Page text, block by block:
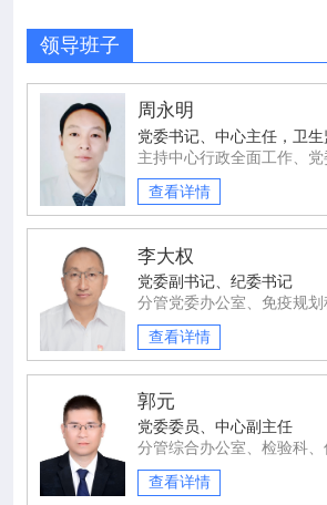
领导班子
周永明
党委书记、中心主任，卫生
查看详情
李大权
党委副书记、纪委书记
查看详情
郭元
党委委员、中心副主任
查看详情